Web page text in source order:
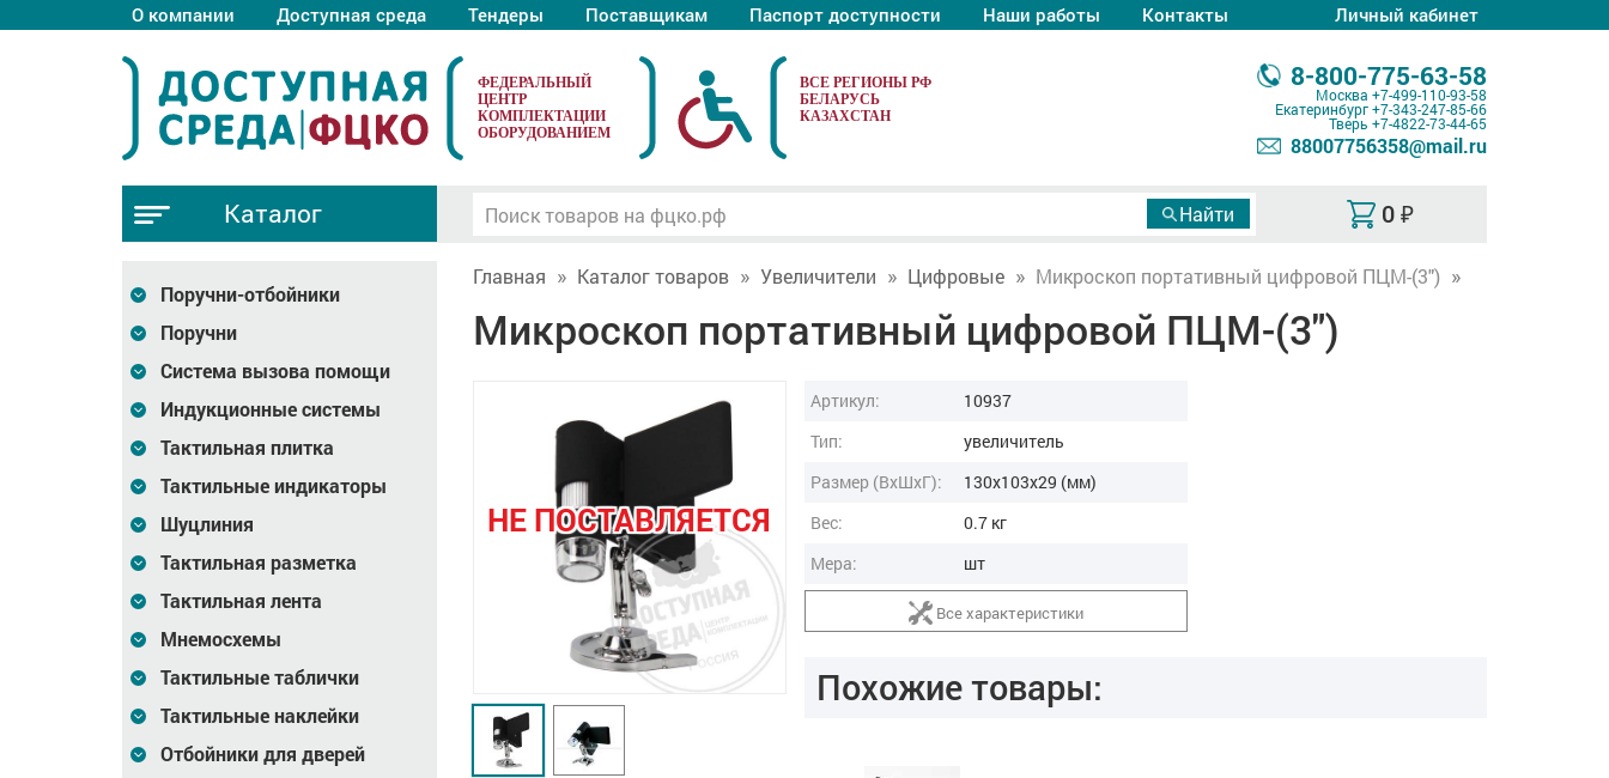
О компании Доступная среда Тендеры Поставщикам Паспорт доступности Наши работы Контакты Личный кабинет
ФЕДЕРАЛЬНЫЙ
ЦЕНТР
КОМПЛЕКТАЦИИ
ОБОРУДОВАНИЕМ
8-800-775-63-58
Москва +7-499-110-93-58
Екатеринбург+7-343-247-85-66
Тверь +7-4822-73-44-65
88007756358@mail.ru
0 ₽
Каталог
Поручни-отбойники
Поручни
Система вызова помощи
Индукционные системы
Тактильная плитка
Тактильные индикаторы
Шуцлиния
Тактильная разметка
Тактильная лента
Мнемосхемы
Тактильные таблички
Тактильные наклейки
Отбойники для дверей
Главная Каталог товаров Увеличители Цифровые Микроскоп портативный цифровой ПЦМ-(3")
Микроскоп портативный цифровой ПЦМ-(3")
НЕ ПОСТАВЛЯЕТСЯ
Артикул:
10937
Тип:
увеличитель
Размер (ВxШxГ):
130x103x29 (мм)
Вес:
0.7 кг
Мера:
шт
Все характеристики
Похожие товары: